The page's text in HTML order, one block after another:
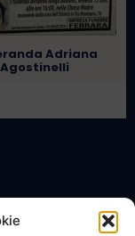
Adriana
Agostinelli